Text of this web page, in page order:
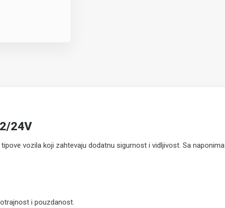
24V
vozila koji zahtevaju dodatnu sigurnost i vidljivost. Sa
i pouzdanost.